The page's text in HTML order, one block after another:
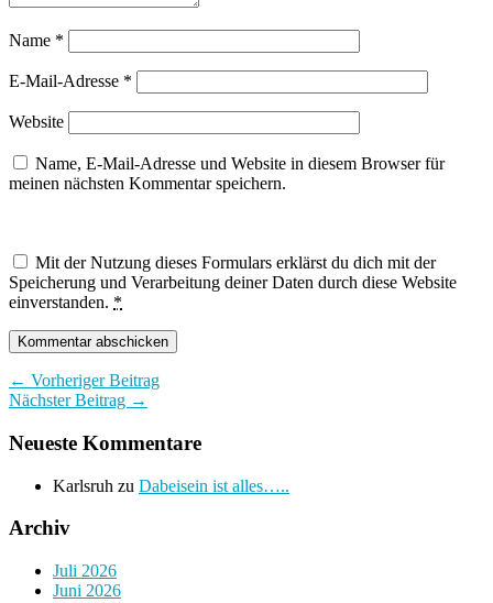
Name *
E-Mail-Adresse *
Website
Name, E-Mail-Adresse und Website in diesem Browser für
meinen nächsten Kommentar speichern.
Mit der Nutzung dieses Formulars erklärst du dich mit der
Speicherung und Verarbeitung deiner Daten durch diese Website
einverstanden. *
← Vorheriger Beitrag
Nächster Beitrag →
Neueste Kommentare
Karlsruh zu Dabeisein ist alles…..
Archiv
Juli 2026
Juni 2026